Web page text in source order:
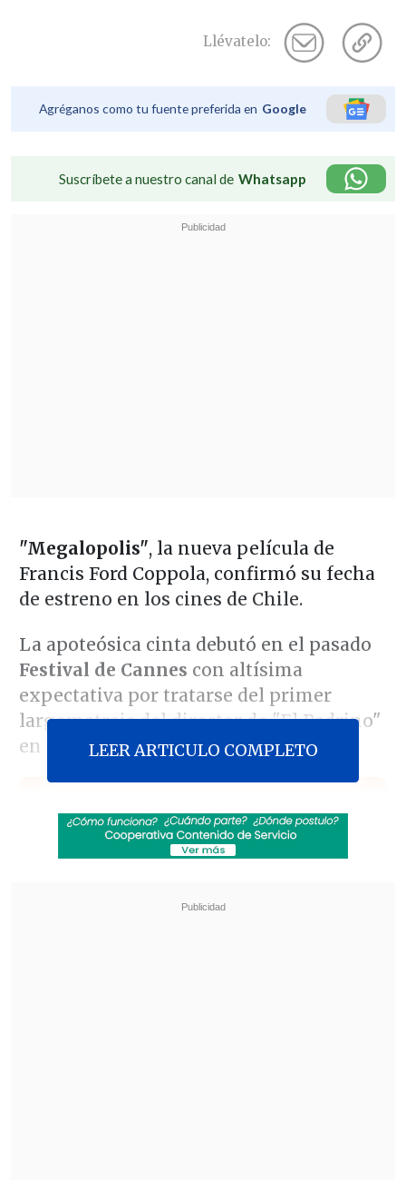
Llévatelo:
Agréganos como tu fuente preferida en Google
Suscríbete a nuestro canal de Whatsapp
"Megalopolis", la nueva película de
Francis Ford Coppola, confirmó su fecha
de estreno en los cines de Chile.
La apoteósica cinta debutó en el pasado
Festival de Cannes con altísima
expectativa por tratarse del primer
largometraje del director de "El Padrino"
en más de una década.
Remezón en "Hay que decirlo": Gissella
Gallardo y Manu González fueron
Chappell Roan anuncia show benéfico en
LEER ARTICULO COMPLETO